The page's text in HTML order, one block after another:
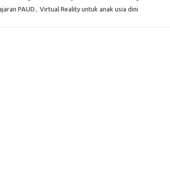
PAUD , Virtual Reality untuk anak usia dini